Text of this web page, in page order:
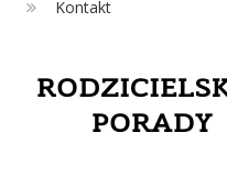
Kontakt